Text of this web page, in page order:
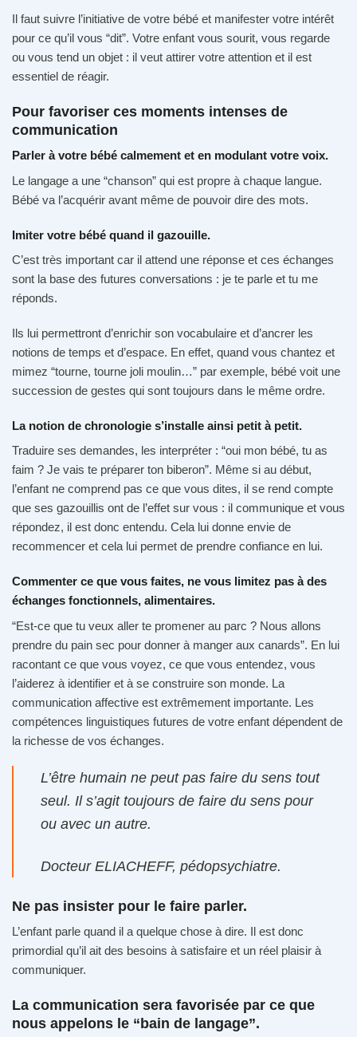
Il faut suivre l’initiative de votre bébé et manifester votre intérêt
pour ce qu’il vous “dit”. Votre enfant vous sourit, vous regarde
ou vous tend un objet : il veut attirer votre attention et il est
essentiel de réagir.
Pour favoriser ces moments intenses de
communication
Parler à votre bébé calmement et en modulant votre voix.
Le langage a une “chanson” qui est propre à chaque langue.
Bébé va l’acquérir avant même de pouvoir dire des mots.
Imiter votre bébé quand il gazouille.
C’est très important car il attend une réponse et ces échanges
sont la base des futures conversations : je te parle et tu me
réponds.
Ils lui permettront d’enrichir son vocabulaire et d’ancrer les
notions de temps et d’espace. En effet, quand vous chantez et
mimez “tourne, tourne joli moulin…” par exemple, bébé voit une
succession de gestes qui sont toujours dans le même ordre.
La notion de chronologie s’installe ainsi petit à petit.
Traduire ses demandes, les interpréter : “oui mon bébé, tu as
faim ? Je vais te préparer ton biberon”. Même si au début,
l’enfant ne comprend pas ce que vous dites, il se rend compte
que ses gazouillis ont de l’effet sur vous : il communique et vous
répondez, il est donc entendu. Cela lui donne envie de
recommencer et cela lui permet de prendre confiance en lui.
Commenter ce que vous faites, ne vous limitez pas à des
échanges fonctionnels, alimentaires.
“Est-ce que tu veux aller te promener au parc ? Nous allons
prendre du pain sec pour donner à manger aux canards”. En lui
racontant ce que vous voyez, ce que vous entendez, vous
l’aiderez à identifier et à se construire son monde. La
communication affective est extrêmement importante. Les
compétences linguistiques futures de votre enfant dépendent de
la richesse de vos échanges.
L’être humain ne peut pas faire du sens tout
seul. Il s’agit toujours de faire du sens pour
ou avec un autre.
Docteur ELIACHEFF, pédopsychiatre.
Ne pas insister pour le faire parler.
L’enfant parle quand il a quelque chose à dire. Il est donc
primordial qu’il ait des besoins à satisfaire et un réel plaisir à
communiquer.
La communication sera favorisée par ce que
nous appelons le “bain de langage”.